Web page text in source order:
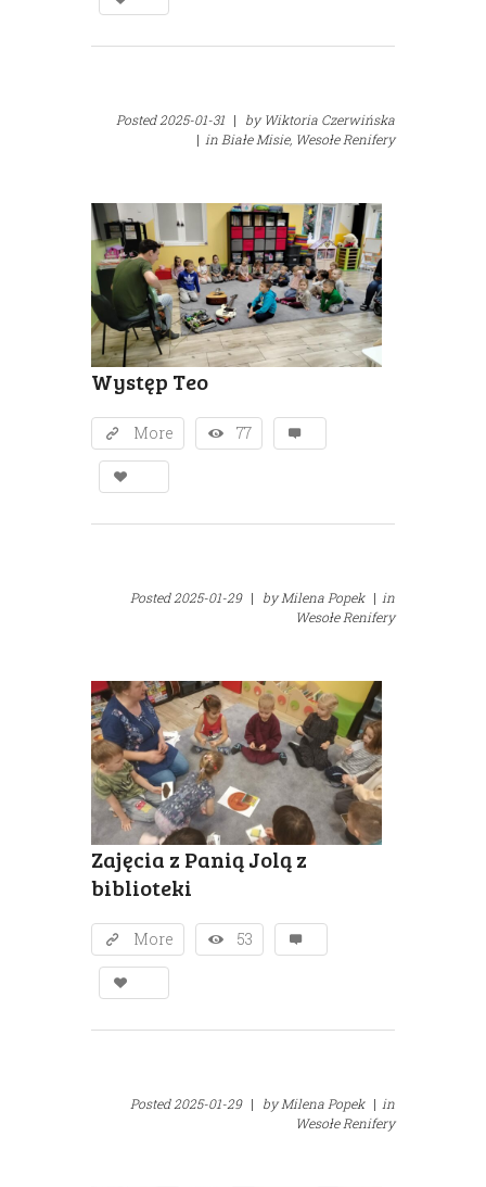
Posted2025-01-31 | byWiktoria Czerwińska
| in Białe Misie, Wesołe Renifery
Występ Teo
More 77
Posted2025-01-29 | byMilena Popek | in
Wesołe Renifery
Zajęcia z Panią Jolą z
biblioteki
More 53
Posted2025-01-29 | byMilena Popek | in
Wesołe Renifery